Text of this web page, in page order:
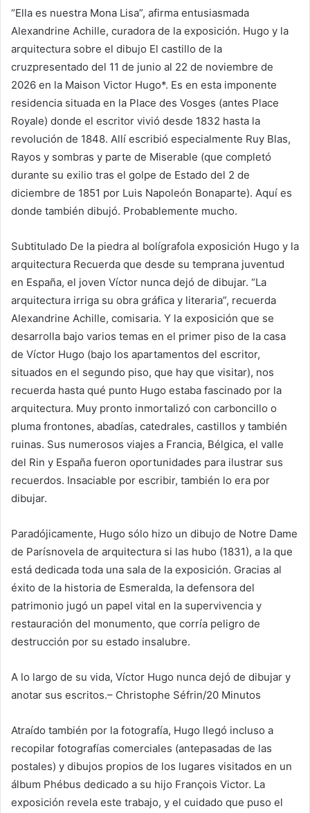
“Ella es nuestra Mona Lisa”, afirma entusiasmada
Alexandrine Achille, curadora de la exposición. Hugo y la
arquitectura sobre el dibujo El castillo de la
cruzpresentado del 11 de junio al 22 de noviembre de
2026 en la Maison Victor Hugo*. Es en esta imponente
residencia situada en la Place des Vosges (antes Place
Royale) donde el escritor vivió desde 1832 hasta la
revolución de 1848. Allí escribió especialmente Ruy Blas,
Rayos y sombras y parte de Miserable (que completó
durante su exilio tras el golpe de Estado del 2 de
diciembre de 1851 por Luis Napoleón Bonaparte). Aquí es
donde también dibujó. Probablemente mucho.
Subtitulado De la piedra al bolígrafola exposición Hugo y la
arquitectura Recuerda que desde su temprana juventud
en España, el joven Víctor nunca dejó de dibujar. “La
arquitectura irriga su obra gráfica y literaria”, recuerda
Alexandrine Achille, comisaria. Y la exposición que se
desarrolla bajo varios temas en el primer piso de la casa
de Víctor Hugo (bajo los apartamentos del escritor,
situados en el segundo piso, que hay que visitar), nos
recuerda hasta qué punto Hugo estaba fascinado por la
arquitectura. Muy pronto inmortalizó con carboncillo o
pluma frontones, abadías, catedrales, castillos y también
ruinas. Sus numerosos viajes a Francia, Bélgica, el valle
del Rin y España fueron oportunidades para ilustrar sus
recuerdos. Insaciable por escribir, también lo era por
dibujar.
Paradójicamente, Hugo sólo hizo un dibujo de Notre Dame
de Parísnovela de arquitectura si las hubo (1831), a la que
está dedicada toda una sala de la exposición. Gracias al
éxito de la historia de Esmeralda, la defensora del
patrimonio jugó un papel vital en la supervivencia y
restauración del monumento, que corría peligro de
destrucción por su estado insalubre.
A lo largo de su vida, Víctor Hugo nunca dejó de dibujar y
anotar sus escritos.– Christophe Séfrin/20 Minutos
Atraído también por la fotografía, Hugo llegó incluso a
recopilar fotografías comerciales (antepasadas de las
postales) y dibujos propios de los lugares visitados en un
álbum Phébus dedicado a su hijo François Victor. La
exposición revela este trabajo, y el cuidado que puso el